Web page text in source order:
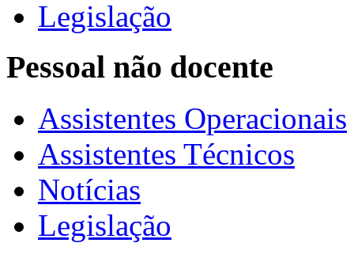
Legislação
Pessoal não docente
Assistentes Operacionais
Assistentes Técnicos
Notícias
Legislação